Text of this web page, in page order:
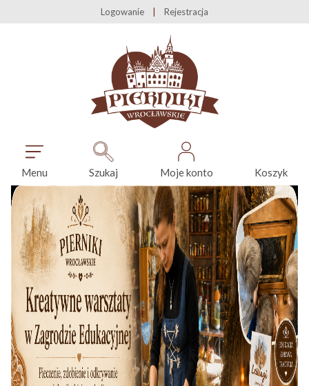
Logowanie Rejestracja
Menu Szukaj Moje konto Koszyk